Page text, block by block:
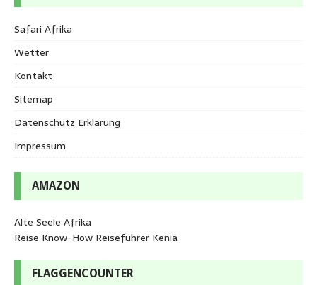
Safari Afrika
Wetter
Kontakt
Sitemap
Datenschutz Erklärung
Impressum
AMAZON
Alte Seele Afrika
Reise Know-How Reiseführer Kenia
FLAGGENCOUNTER